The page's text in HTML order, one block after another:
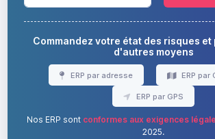
Commandez votre état des risques
d'autres moyens
ERP par adresse ERP par
ERP par GPS
Nos ERP sont conformes aux exigences
2025.